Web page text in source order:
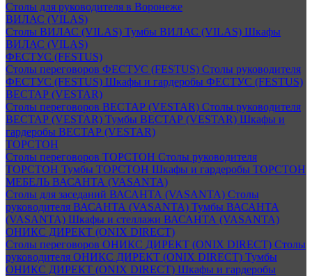
Столы для руководителя в Воронеже
ВИЛАС (VILAS)
Столы ВИЛАС (VILAS) Тумбы ВИЛАС (VILAS) Шкафы
ВИЛАС (VILAS)
ФЕСТУС (FESTUS)
Столы переговоров ФЕСТУС (FESTUS) Столы руководителя
ФЕСТУС (FESTUS) Шкафы и гардеробы ФЕСТУС (FESTUS)
ВЕСТАР (VESTAR)
Столы переговоров ВЕСТАР (VESTAR) Столы руководителя
ВЕСТАР (VESTAR) Тумбы ВЕСТАР (VESTAR) Шкафы и
гардеробы ВЕСТАР (VESTAR)
ТОРСТОН
Столы переговоров ТОРСТОН Столы руководителя
ТОРСТОН Тумбы ТОРСТОН Шкафы и гардеробы ТОРСТОН
МЕБЕЛЬ ВАСАНТА (VASANTA)
Столы для заседаний ВАСАНТА (VASANTA) Столы
руководителя ВАСАНТА (VASANTA) Тумбы ВАСАНТА
(VASANTA) Шкафы и стеллажи ВАСАНТА (VASANTA)
ОНИКС ДИРЕКТ (ONIX DIRECT)
Столы переговоров ОНИКС ДИРЕКТ (ONIX DIRECT) Столы
руководителя ОНИКС ДИРЕКТ (ONIX DIRECT) Тумбы
ОНИКС ДИРЕКТ (ONIX DIRECT) Шкафы и гардеробы